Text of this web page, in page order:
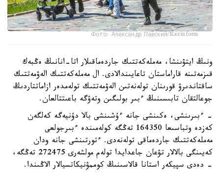
Фото: Александр Павский/Kazinform
ونىڭ ايتۋىنشا، مەملەكەتتىك جاردەماقىلار اتا-انانىڭ ەڭبەك
قىزمەتىنە قاراماستان تاعايىندالادى. ال مەملەكەتتىك الەۋمەتتىك
ساقتاندىرۋ قورىنان تولەنەتىن الەۋمەتتىك تولەمدەر ازاماتتاردىڭ
جوعالتقان تابىسىنىڭ ءبىر بولىگىن وتەۋگە باعىتتالعان.
- ءبىرىنشى، ەكىنشى جانە ءۇشىنشى بالا دۇنيەگە كەلگەن
كەزدە وتباسىعا 164350 تەڭگە كولەمىندە ءبىرجولعى
مەملەكەتتىك جاردەماقى تولەنەدى. ءتورتىنشى جانە ودان
كەيىنگى بالالار تۋعان جاعدايدا تولەم مولشەرى 272475 تەڭگە،
- دەدى سپيكەر استانا قالاسىنىڭ كوممۋنيكاتسيالار الاڭىندا.